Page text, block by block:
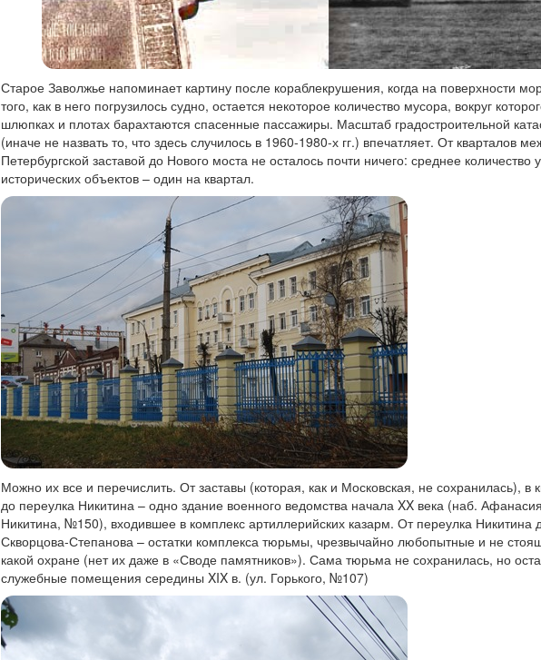
Старое Заволжье напоминает картину после кораблекрушения, когда на поверхности
того, как в него погрузилось судно, остается некоторое количество мусора, вокруг
шлюпках и плотах барахтаются спасенные пассажиры. Масштаб градостроительной
(иначе не назвать то, что здесь случилось в 1960-1980-х гг.) впечатляет. От кварталов
Петербургской заставой до Нового моста не осталось почти ничего: среднее количество
исторических объектов – один на квартал.
Можно их все и перечислить. От заставы (которая, как и Московская, не сохранилась), в
до переулка Никитина – одно здание военного ведомства начала XX века (наб. Афанасия
Никитина, №150), входившее в комплекс артиллерийских казарм. От переулка Никитина
Скворцова-Степанова – остатки комплекса тюрьмы, чрезвычайно любопытные и не
какой охране (нет их даже в «Своде памятников»). Сама тюрьма не сохранилась, но
служебные помещения середины XIX в. (ул. Горького, №107)